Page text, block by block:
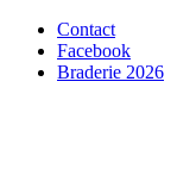
Contact
Facebook
Braderie 2026